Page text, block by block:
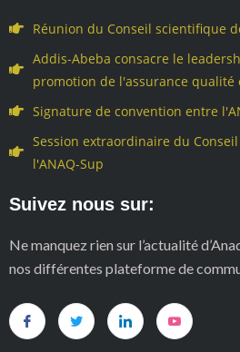
Réunion du Conseil scientifique
Addis-Abeba consacre le
promotion de l'assurance qualité
Signature de convention entre
Session extraordinaire du
l'ANAQ-Sup
Suivez nous sur:
Ne manquez rien sur l’actualité
nos différentes plateforme de